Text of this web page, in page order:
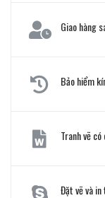
Giao hàng
Bảo hiểm
Tranh vẽ
Đặt vẽ và in